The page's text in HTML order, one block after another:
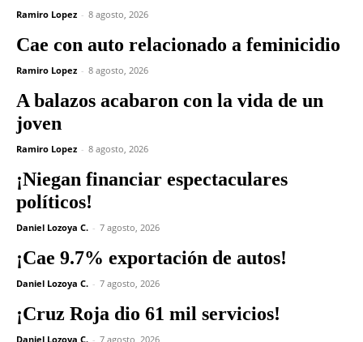
Ramiro Lopez - 8 agosto, 2026
Cae con auto relacionado a feminicidio
Ramiro Lopez - 8 agosto, 2026
A balazos acabaron con la vida de un
joven
Ramiro Lopez - 8 agosto, 2026
¡Niegan financiar espectaculares
políticos!
Daniel Lozoya C. - 7 agosto, 2026
¡Cae 9.7% exportación de autos!
Daniel Lozoya C. - 7 agosto, 2026
¡Cruz Roja dio 61 mil servicios!
Daniel Lozoya C. - 7 agosto, 2026